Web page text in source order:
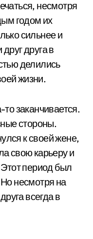
несмотря
годом их
сильнее и
друга в
делились
жизни.
заканчивается.
стороны.
к своей жене,
свою карьеру и
период был
несмотря на
всегда в